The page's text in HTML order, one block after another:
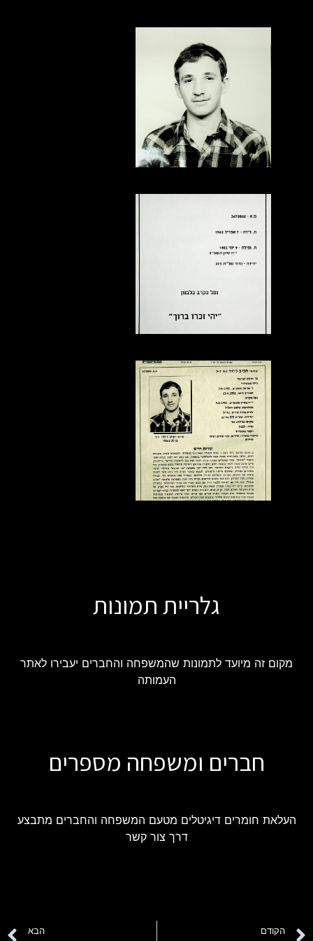
גלריית תמונות
מקום זה מיועד לתמונות שהמשפחה והחברים יעבירו לאתר
העמותה
חברים ומשפחה מספרים
העלאת חומרים דיגיטלים מטעם המשפחה והחברים מתבצע
דרך צור קשר
הקודם הבא